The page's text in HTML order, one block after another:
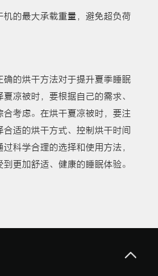
机的最大承载重量，避免超负荷
确的烘干方法对于提升夏季睡眠
凉被时，要根据自己的需求、
考虑。在烘干夏凉被时，要注
适的烘干方式、控制烘干时间
科学合理的选择和使用方法，
更加舒适、健康的睡眠体验。